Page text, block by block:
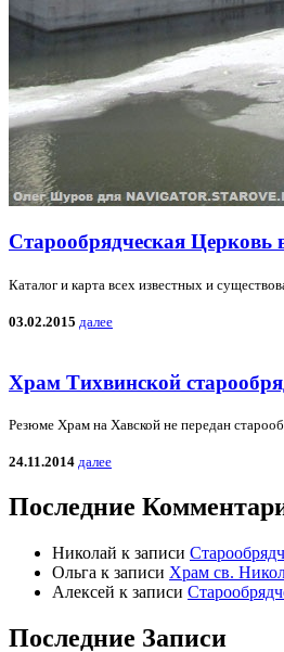
Старообрядческая
Каталог и карта всех известных и
03.02.2015 далее
Храм Тихвинской
Резюме Храм на Хавской не передан
24.11.2014 далее
Последние
Николай к записи
Ольга к записи Храм св.
Алексей к записи
Последние Записи